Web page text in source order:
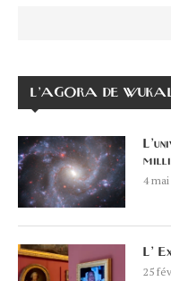
L’AGORA DE
4 mai
L’
25